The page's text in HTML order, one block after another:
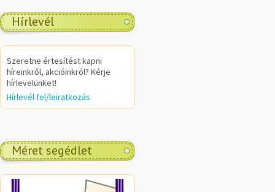
Hírlevél
Szeretne értesítést kapni
híreinkről, akcióinkról? Kérje
hírlevelünket!
Hírlevél fel/leiratkozás
Méret segédlet